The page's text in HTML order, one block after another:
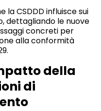
la CSDDD influisce sui
dettagliando le nuove
concreti per
alla conformità
della
di